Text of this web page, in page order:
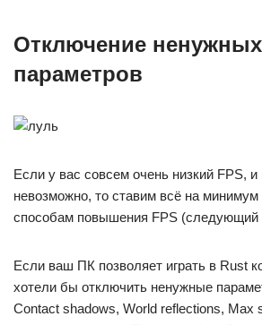
Отключение ненужных
параметров
Если у вас совсем очень низкий FPS, и
невозможно, то ставим всё на
способам повышения FPS (следующий
Если ваш ПК позволяет играть в Rust
хотели бы отключить ненужные
Contact shadows, World reflections, Max